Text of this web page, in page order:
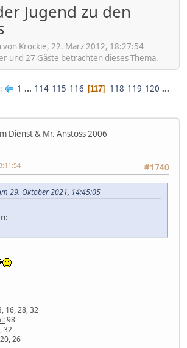
Jugend zu den
von Krockie, 22. März 2012, 18:27:54
und 27 Gäste betrachten dieses Thema.
1 ... 114 115 116 117 118 119 120 ...
Dienst & Mr. Anstoss 2006
#1740
29. Oktober 2021, 14:45:05
16, 28, 32
98
32
26